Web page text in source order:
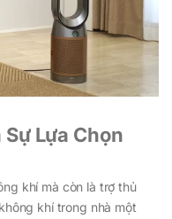
Lựa Chọn
khí mà còn là trợ thủ
khí trong nhà một